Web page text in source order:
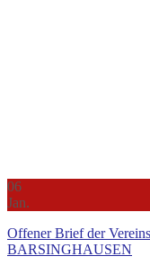
06
Jan.
Offener Brief der
BARSINGHAUSEN